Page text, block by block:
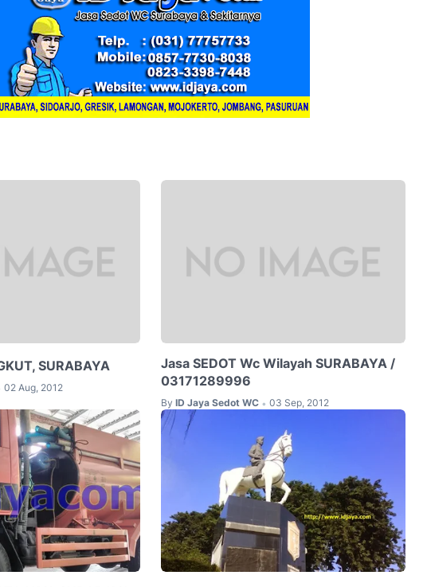
SURABAYA
02 Aug, 2012
Jasa SEDOT Wc Wilayah SURABAYA /
03171289996
By ID Jaya Sedot WC • 03 Sep, 2012